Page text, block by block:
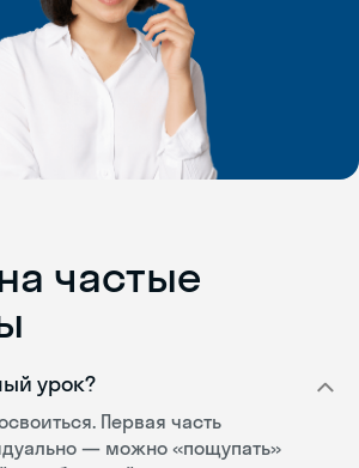
частые
урок?
Первая часть
— можно «пощупать»